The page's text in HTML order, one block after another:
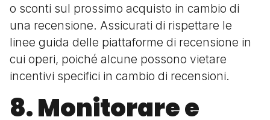
o sconti sul prossimo acquisto in cambio di
una recensione. Assicurati di rispettare le
linee guida delle piattaforme di recensione in
cui operi, poiché alcune possono vietare
incentivi specifici in cambio di recensioni.
8. Monitorare e